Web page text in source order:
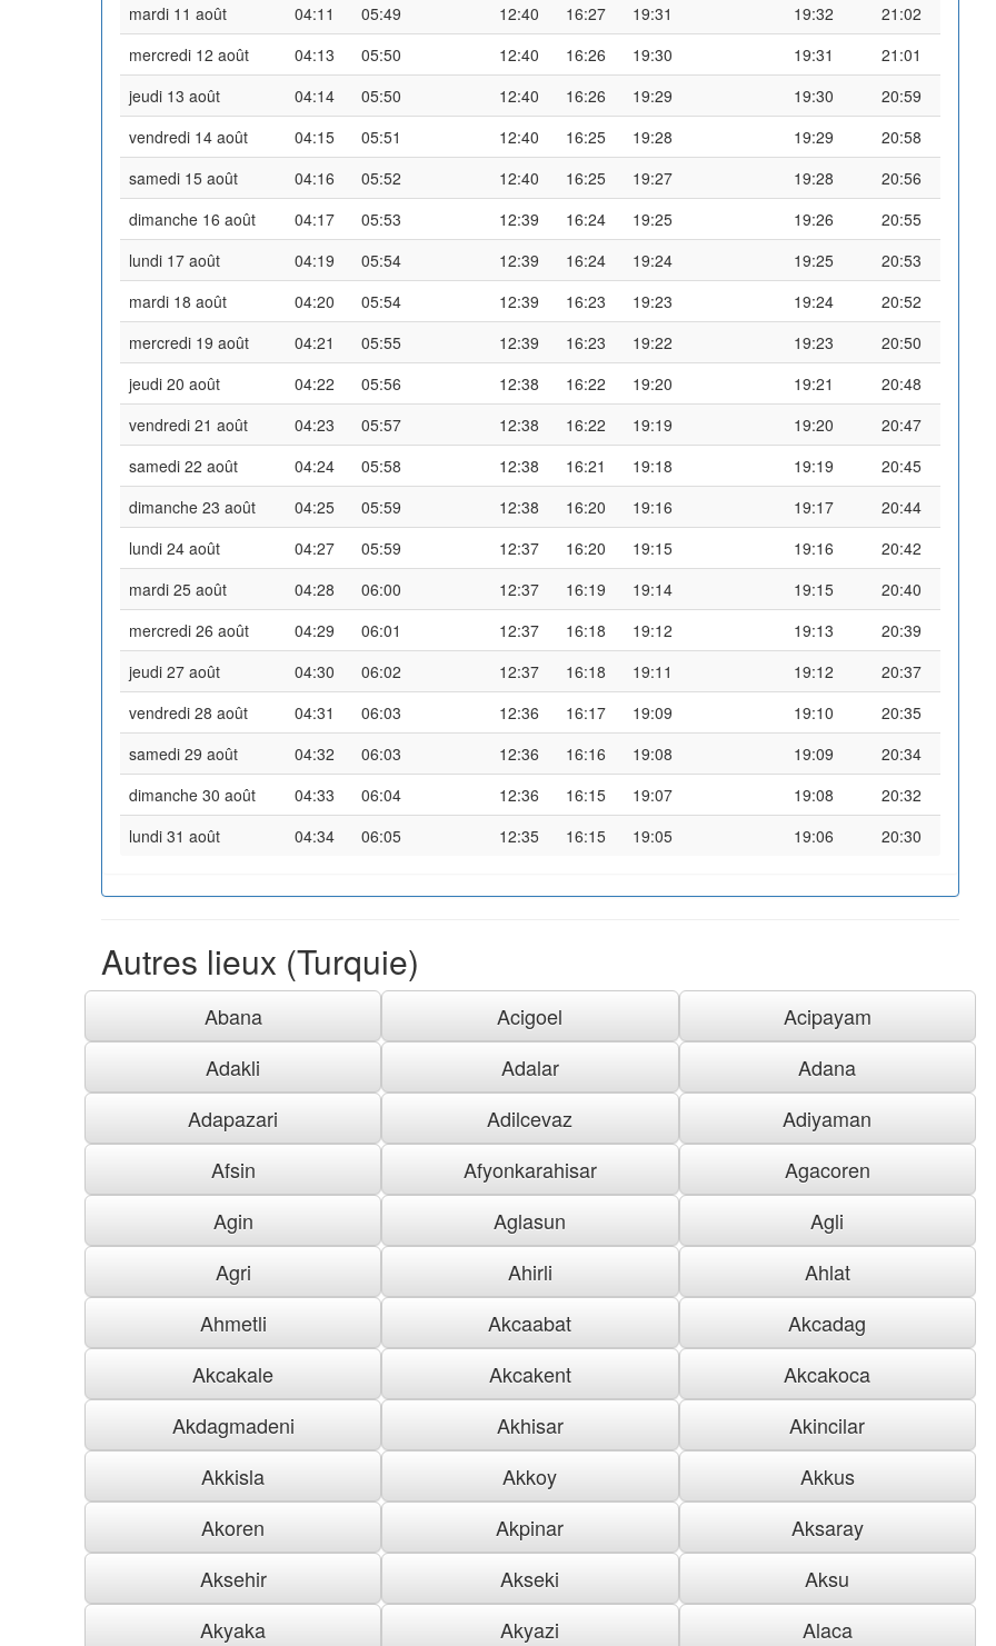
mardi 11 août
04:11 05:49 12:40 16:27 19:31 19:32
21:02
mercredi 12 août
04:13 05:50 12:40 16:26 19:30 19:31
21:01
jeudi 13 août
04:14 05:50 12:40 16:26 19:29 19:30
20:59
vendredi 14 août
04:15 05:51 12:40 16:25 19:28 19:29
20:58
samedi 15 août
04:16 05:52 12:40 16:25 19:27 19:28
20:56
dimanche 16 août
04:17 05:53 12:39 16:24 19:25 19:26
20:55
lundi 17 août
04:19 05:54 12:39 16:24 19:24 19:25
20:53
mardi 18 août
04:20 05:54 12:39 16:23 19:23 19:24
20:52
mercredi 19 août
04:21 05:55 12:39 16:23 19:22 19:23
20:50
jeudi 20 août
04:22 05:56 12:38 16:22 19:20 19:21
20:48
vendredi 21 août
04:23 05:57 12:38 16:22 19:19 19:20
20:47
samedi 22 août
04:24 05:58 12:38 16:21 19:18 19:19
20:45
dimanche 23 août
04:25 05:59 12:38 16:20 19:16 19:17
20:44
lundi 24 août
04:27 05:59 12:37 16:20 19:15 19:16
20:42
mardi 25 août
04:28 06:00 12:37 16:19 19:14 19:15
20:40
mercredi 26 août
04:29 06:01 12:37 16:18 19:12 19:13
20:39
jeudi 27 août
04:30 06:02 12:37 16:18 19:11 19:12
20:37
vendredi 28 août
04:31 06:03 12:36 16:17 19:09 19:10
20:35
samedi 29 août
04:32 06:03 12:36 16:16 19:08 19:09
20:34
dimanche 30 août
04:33 06:04 12:36 16:15 19:07 19:08
20:32
lundi 31 août
04:34 06:05 12:35 16:15 19:05 19:06 20:30
Autres lieux (Turquie)
Abana Acigoel
Acipayam
Adakli
Adalar
Adana
Adapazari
Adilcevaz
Adiyaman
Afsin
Afyonkarahisar
Agacoren
Agin
Aglasun
Agli
Agri
Ahirli
Ahlat
Ahmetli
Akcaabat
Akcadag
Akcakale
Akcakent
Akcakoca
Akdagmadeni
Akhisar
Akincilar
Akkisla
Akkoy
Akkus
Akoren
Akpinar
Aksaray
Aksehir
Akseki
Aksu
Akyaka
Akyazi Alaca